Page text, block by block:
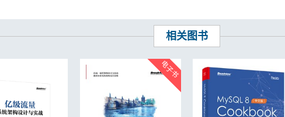
57
58
60
65
67
69
70
70
相关图书